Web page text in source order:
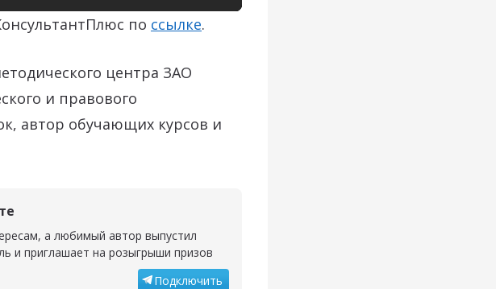
по ссылке.
центра ЗАО
и правового
автор обучающих курсов и
а любимый автор выпустил
и приглашает на розыгрыши призов
Подключить